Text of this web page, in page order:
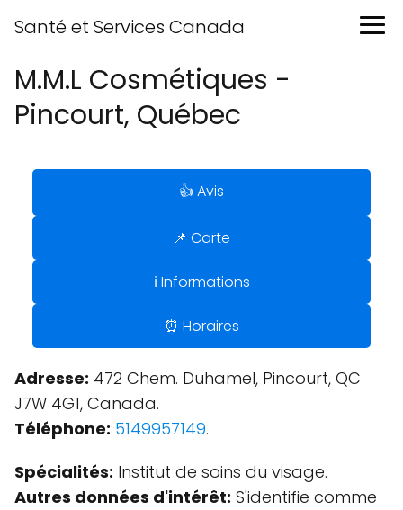
Santé et Services Canada
M.M.L Cosmétiques -
Pincourt, Québec
👍 Avis
📌 Carte
ℹ️ Informations
⏰ Horaires
Adresse: 472 Chem. Duhamel, Pincourt, QC
J7W 4G1, Canada.
Téléphone: 5149957149.
Spécialités: Institut de soins du visage.
Autres données d'intérêt: S'identifie comme